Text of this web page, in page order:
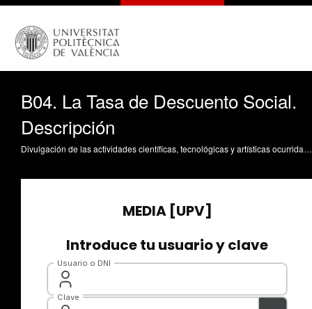
B04. La Tasa de Descuento Social.
Descripción
Divulgación de las actividades científicas, tecnológicas y artísticas ocurridas en los tres campus de la UPV